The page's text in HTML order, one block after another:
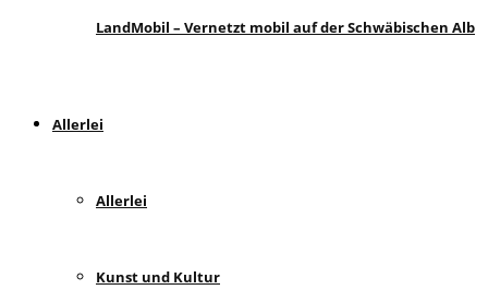
LandMobil – Vernetzt mobil auf der Schwäbischen Alb
Allerlei
Allerlei
Kunst und Kultur